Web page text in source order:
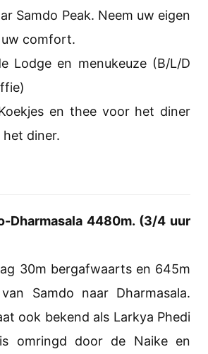
Samdo Peak. Neem uw eigen
uw comfort.
Lodge en menukeuze (B/L/D
en thee voor het diner
diner.
Dharmasala 4480m. (3/4 uur
30m bergafwaarts en 645m
Samdo naar Dharmasala.
ook bekend als Larkya Phedi
omringd door de Naike en